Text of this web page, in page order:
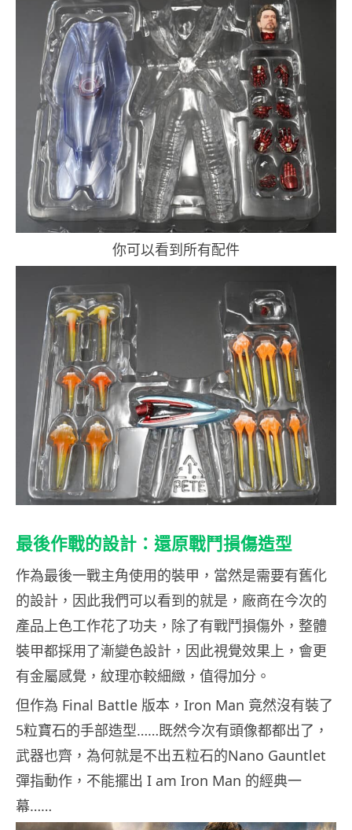
你可以看到所有配件
最後作戰的設計：還原戰鬥損傷造型
作為最後一戰主角使用的裝甲，當然是需要有舊化
的設計，因此我們可以看到的就是，廠商在今次的
產品上色工作花了功夫，除了有戰鬥損傷外，整體
裝甲都採用了漸變色設計，因此視覺效果上，會更
有金屬感覺，紋理亦較細緻，值得加分。
但作為 Final Battle 版本，Iron Man 竟然沒有裝了
5粒寶石的手部造型……既然今次有頭像都都出了，
武器也齊，為何就是不出五粒石的Nano Gauntlet
彈指動作，不能擺出 I am Iron Man 的經典一
幕……